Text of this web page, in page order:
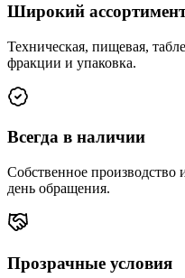
Широкий
Техническая, пищевая,
фракции и упаковка.
Всегда в наличии
Собственное производство
день обращения.
Прозрачные условия